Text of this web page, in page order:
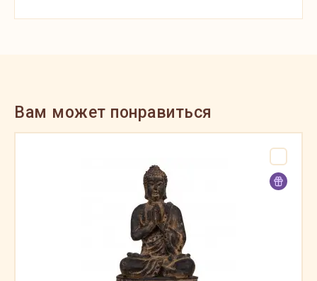
Вам может понравиться